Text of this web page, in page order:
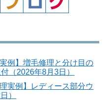
例】増毛修理と分け目の
（2026年8月3日）
実例】レディース部分ウ
）